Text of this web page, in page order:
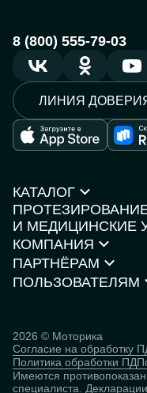
8 (800) 555-79-03
ЛИНИЯ
КАТАЛОГ
Протезы рук
Протезы ног
Кресла-коляски
Каталог товаров
Нейростимуляторы
КОМПАНИЯ
О компании
Контакты
ПОЛЬЗОВАТЕЛЯМ
База знаний
Человек
кибернетический
И МЕДИЦИНСКИЕ
Моторика Орто
ПАРТНЁРАМ
Партнёрская программа
2026 © Моторика
Согласие на обработку
Политика обработки ПД
Имеются
специалиста.